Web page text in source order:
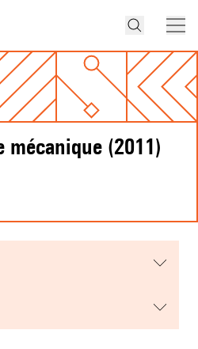
mécanique (2011)